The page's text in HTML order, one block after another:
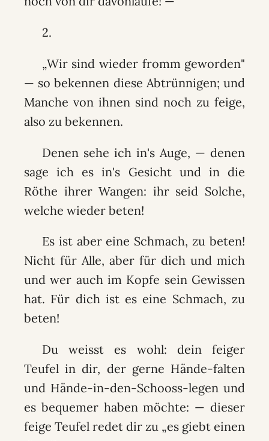
2.
„Wir sind wieder fromm geworden"
— so bekennen diese Abtrünnigen; und
Manche von ihnen sind noch zu feige,
also zu bekennen.
Denen sehe ich in's Auge, — denen
sage ich es in's Gesicht und in die
Röthe ihrer Wangen: ihr seid Solche,
welche wieder beten!
Es ist aber eine Schmach, zu beten!
Nicht für Alle, aber für dich und mich
und wer auch im Kopfe sein Gewissen
hat. Für dich ist es eine Schmach, zu
beten!
Du weisst es wohl: dein feiger
Teufel in dir, der gerne Hände-falten
und Hände-in-den-Schooss-legen und
es bequemer haben möchte: — dieser
feige Teufel redet dir zu „es giebt einen